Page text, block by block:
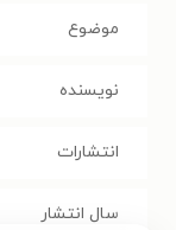
موضوع
نویسنده
انتشارات
سال انتشار